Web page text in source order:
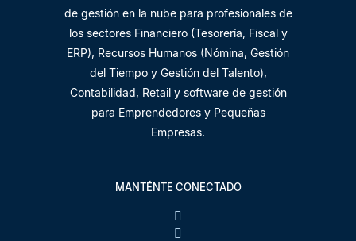
de gestión en la nube para profesionales de
los sectores Financiero (Tesorería, Fiscal y
ERP), Recursos Humanos (Nómina, Gestión
del Tiempo y Gestión del Talento),
Contabilidad, Retail y software de gestión
para Emprendedores y Pequeñas
Empresas.
MANTÉNTE CONECTADO